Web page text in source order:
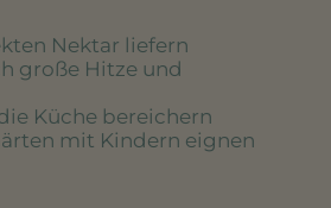
Nektar liefern
große Hitze und
Küche bereichern
mit Kindern eignen